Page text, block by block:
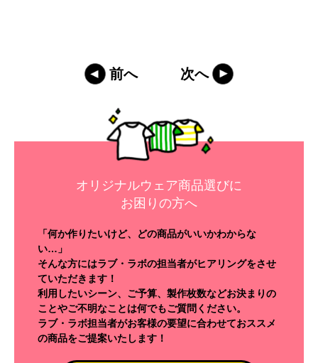
前へ 次へ
オリジナルウェア商品選びに
お困りの方へ
「何か作りたいけど、どの商品がいいかわからな
い…」
そんな方にはラブ・ラボの担当者がヒアリングをさせ
ていただきます！
利用したいシーン、ご予算、製作枚数などお決まりの
ことやご不明なことは何でもご質問ください。
ラブ・ラボ担当者がお客様の要望に合わせておススメ
の商品をご提案いたします！